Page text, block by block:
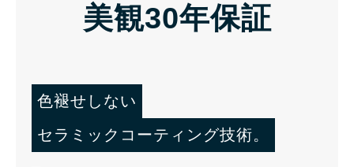
美観30年保証
色褪せしない
セラミックコーティング技術。